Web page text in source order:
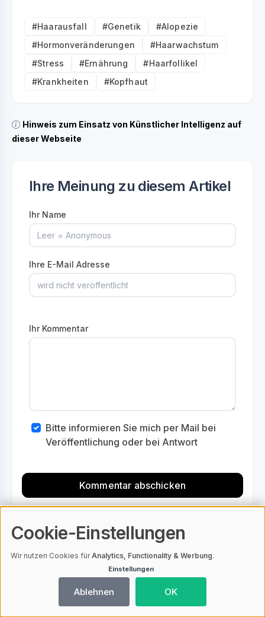
#Haarausfall #Genetik
#Alopezie
#Hormonveränderungen
#Haarwachstum
#Stress
#Ernährung
#Haarfollikel
#Krankheiten
#Kopfhaut
Hinweis zum Einsatz von Künstlicher Intelligenz auf
dieser Webseite
Ihre Meinung zu diesem Artikel
Ihr Name
Ihre E-Mail Adresse
Ihr Kommentar
Bitte informieren Sie mich per Mail bei
Veröffentlichung oder bei Antwort
Keine Kommentare vorhanden
Medizinische Aspekte
Cookie-Einstellungen
Wir nutzen Cookies fürAnalytics, Functionality & Werbung.
Einstellungen
Ablehnen OK